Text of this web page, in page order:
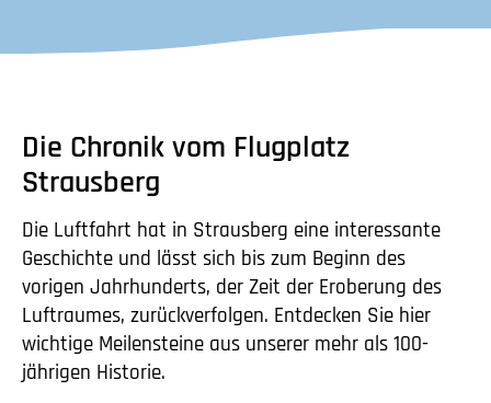
Die Chronik vom Flugplatz
Strausberg
Die Luftfahrt hat in Strausberg eine interessante
Geschichte und lässt sich bis zum Beginn des
vorigen Jahrhunderts, der Zeit der Eroberung des
Luftraumes, zurückverfolgen. Entdecken Sie hier
wichtige Meilensteine aus unserer mehr als 100-
jährigen Historie.